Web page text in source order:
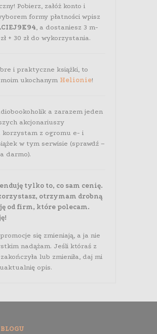
Pobierz, załóż konto i
formy płatności wpisz
, a dostaniesz 3 m-
+ 30 zł do wykorzystania.
i praktyczne książki, to
ukochanym Helionie!
a zarazem jeden
akcjonariuszy
korzystam z ogromu e- i
w tym serwisie (sprawdź –
darmo).
tylko to, co sam cenię.
otrzymam drobną
od firm, które polecam.
się zmieniają, a ja nie
nadążam. Jeśli któraś z
lub zmieniła, daj mi
opis.